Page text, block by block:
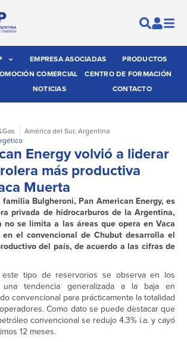
EMPRESA ASOCIADAS
PRODUCTOS
COMERCIAL
CENTRO DE FORMACIÓN
NOTICIAS CONTACTO
América del Sur, Argentina
Energy volvió a liderar
más productiva
Muerta
Bulgheroni, Pan American Energy, es
privada de hidrocarburos de la Argentina,
no se limita a las áreas que opera en Vaca
el convencional de Chubut desarrolla el
del país, de acuerdo a las cifras de
este tipo de reservorios se observa en los
tendencia generalizada a la baja en
convencional para prácticamente la totalidad
Como dato se puede destacar que
convencional se redujo 4.3% i.a. y cayó
12 meses.